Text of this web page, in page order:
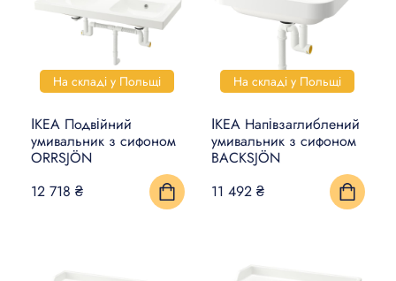
На складі у Польщі
ІКЕА Подвійний
умивальник з сифоном
ORRSJÖN
12 718 ₴
На складі у Польщі
ІКЕА Напівзаглиблений
умивальник з сифоном
BACKSJÖN
11 492 ₴